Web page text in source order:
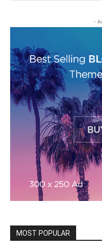
-
MOST POPULAR